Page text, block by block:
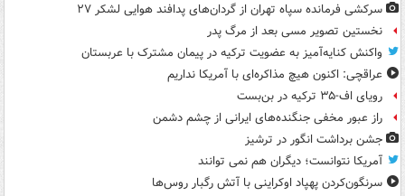
سرکشی فرمانده سپاه تهران از گردان‌های پدافند هوایی لشکر ۲۷
نخستین تصویر مسی بعد از مرگ پدر
واکنش کنایه‌آمیز به عضویت ترکیه در پیمان مشترک با عربستان
عراقچی: اکنون هیچ مذاکره‌ای با آمریکا نداریم
رویای اف-۳۵ ترکیه در بن‌بست
راز عبور مخفی جنگنده‌های ایرانی از چشم دشمن
جشن برداشت انگور در ترشیز
آمریکا نتوانست؛ دیگران هم نمی توانند
سرنگون‌کردن پهپاد اوکراینی با آتش رگبار روس‌ها